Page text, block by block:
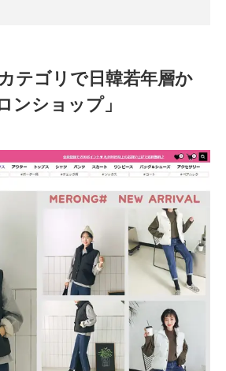
テゴリで日韓若年層か
ンショップ」